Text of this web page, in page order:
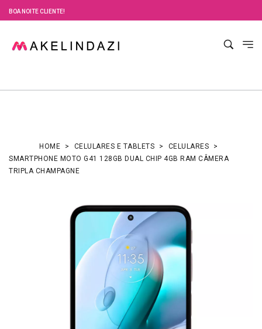
BOA NOITE CLIENTE!
HOME CELULARES E TABLETS
CELULARES
SMARTPHONE MOTO G41 128GB DUAL CHIP 4GB RAM CÂMERA
TRIPLA CHAMPAGNE